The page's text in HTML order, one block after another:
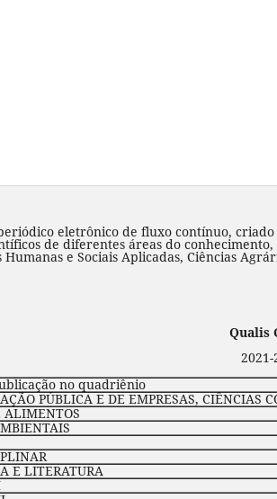
periódico eletrônico de fluxo contínuo,
de diferentes áreas do conhecimento,
e Sociais Aplicadas, Ciências
Qualis
2021-
no quadriênio
PÚBLICA E DE EMPRESAS, CIÊNCIAS
ALIMENTOS
E LITERATURA